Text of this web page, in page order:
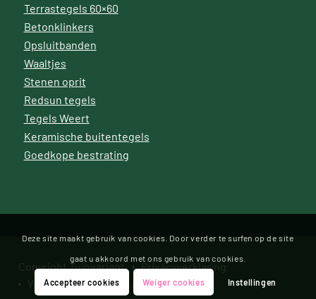
Terrastegels 60×60
Betonklinkers
Opsluitbanden
Waaltjes
Stenen oprit
Redsun tegels
Tegels Weert
Keramische buitentegels
Goedkope bestrating
Copyright Tuinvariant
Privacyverklaring
Website door Bonsai media
Deze site maakt gebruik van cookies. Door verder te surfen op de site
gaat u akkoord met ons gebruik van cookies.
Accepteer cookies Weiger cookies Instellingen